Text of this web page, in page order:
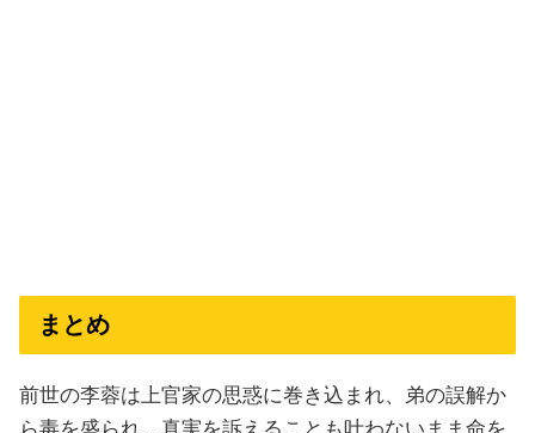
まとめ
前世の李蓉は上官家の思惑に巻き込まれ、弟の誤解か